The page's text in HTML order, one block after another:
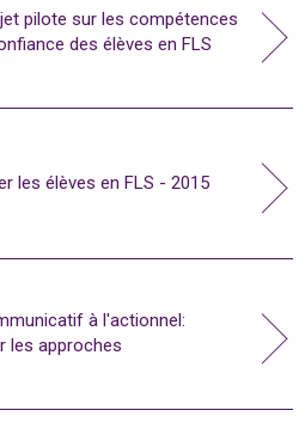
pilote sur les compétences
des élèves en FLS
les élèves en FLS - 2015
à l'actionnel:
les approches